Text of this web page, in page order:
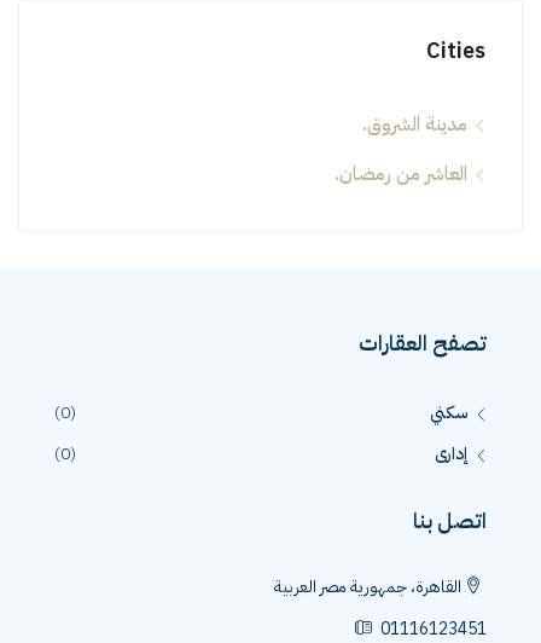
Cities
مدينة الشروق.
العاشر من رمضان.
تصفح العقارات
سكني
(0)
إدارى
(0)
اتصل بنا
القاهرة، جمهورية مصر العربية
01116123451